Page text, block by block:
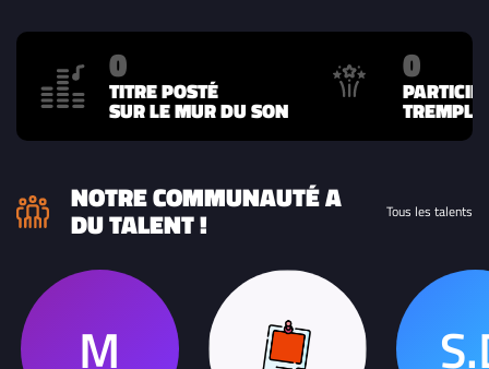
0
TITRE POSTÉ
SUR LE MUR DU SON
0
NOTRE COMMUNAUTÉ A
DU TALENT ! Tous les talents